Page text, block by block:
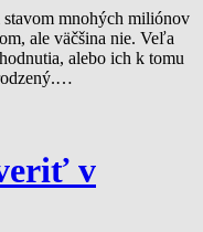
mnohých miliónov
ale väčšina nie. Veľa
alebo ich k tomu
…
v